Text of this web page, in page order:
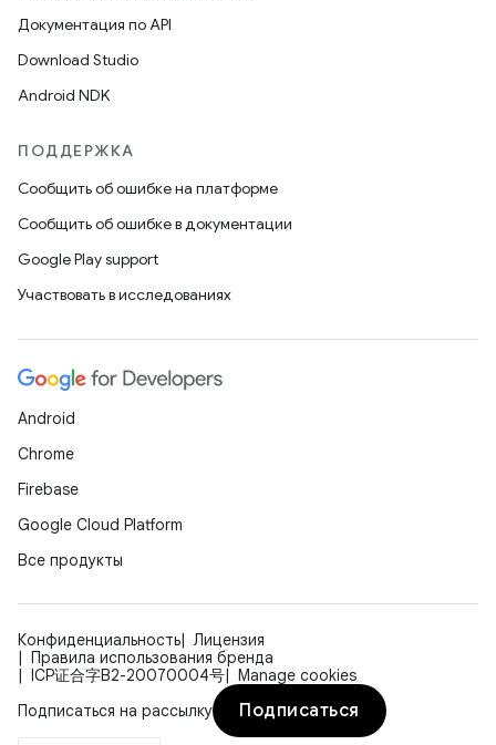
Документация по API
Download Studio
Android NDK
ПОДДЕРЖКА
Сообщить об ошибке на платформе
Сообщить об ошибке в документации
Google Play support
Участвовать в исследованиях
Android
Chrome
Firebase
Google Cloud Platform
Все продукты
Конфиденциальность
Лицензия
Правила использования бренда
ICP证合字B2-20070004号
Manage cookies
Подписаться на рассылку
Подписаться